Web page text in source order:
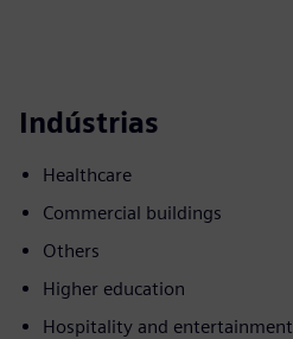
Indústrias
Healthcare
Commercial buildings
Others
Higher education
Hospitality and entertainment